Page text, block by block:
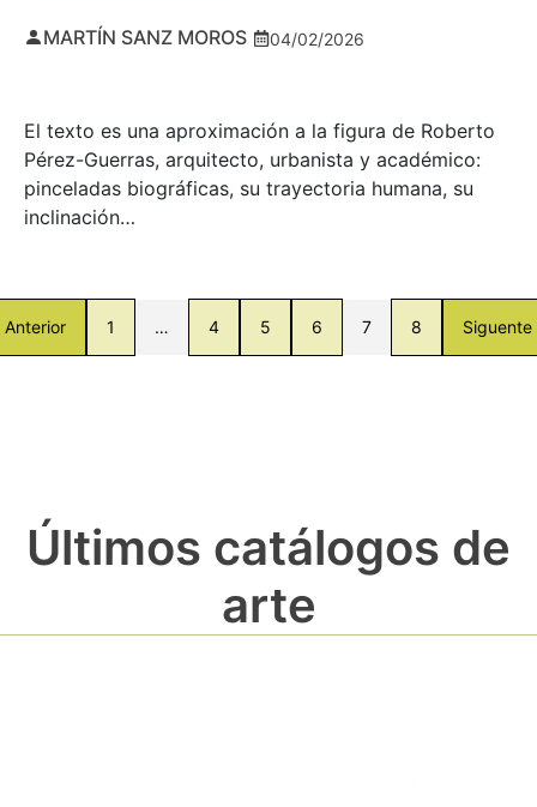
MARTÍN SANZ MOROS 04/02/2026
El texto es una aproximación a la figura de Roberto
Pérez-Guerras, arquitecto, urbanista y académico:
pinceladas biográficas, su trayectoria humana, su
inclinación…
Anterior 1 … 4 5 6 7 8 Siguente
Últimos catálogos de
arte